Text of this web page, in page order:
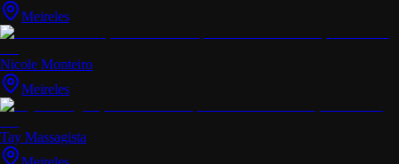
Meireles
Nicole Monteiro
Meireles
Tay Massagista